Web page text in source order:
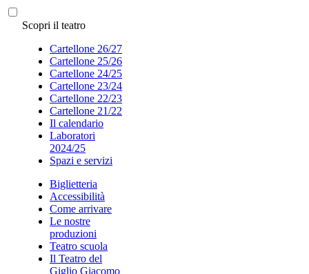
Scopri il teatro
Cartellone 26/27
Cartellone 25/26
Cartellone 24/25
Cartellone 23/24
Cartellone 22/23
Cartellone 21/22
Il calendario
Laboratori
2024/25
Spazi e servizi
Biglietteria
Accessibilità
Come arrivare
Le nostre
produzioni
Teatro scuola
Il Teatro del
Giglio Giacomo